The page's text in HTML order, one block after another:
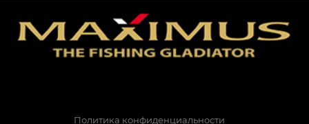
Политика конфиденциальности